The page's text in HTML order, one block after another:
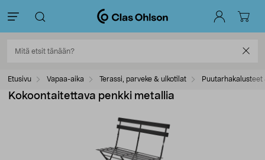
Etusivu Vapaa-aika Terassi, parveke & ulkotilat Puutarhakalusteet
Kokoontaitettava penkki metallia